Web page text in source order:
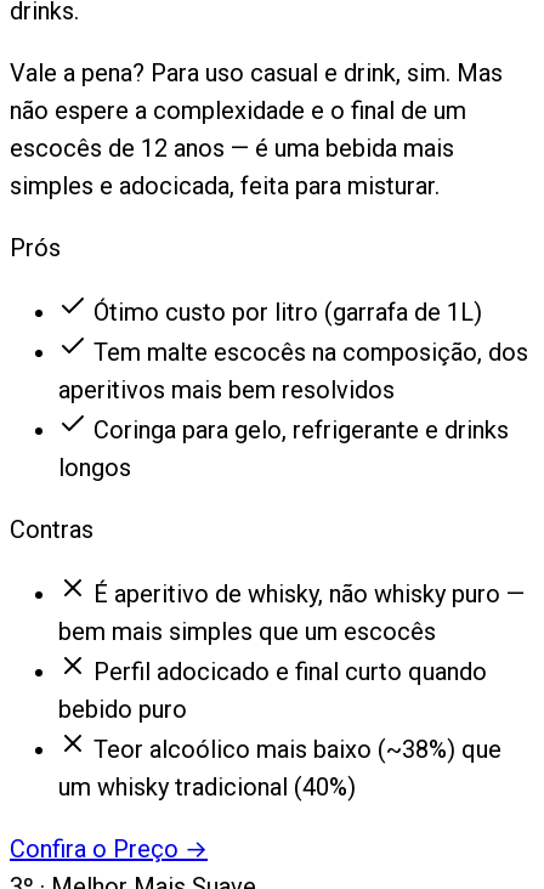
drinks.
Vale a pena? Para uso casual e drink, sim. Mas
não espere a complexidade e o final de um
escocês de 12 anos — é uma bebida mais
simples e adocicada, feita para misturar.
Prós
Ótimo custo por litro (garrafa de 1L)
Tem malte escocês na composição, dos
aperitivos mais bem resolvidos
Coringa para gelo, refrigerante e drinks
longos
Contras
É aperitivo de whisky, não whisky puro —
bem mais simples que um escocês
Perfil adocicado e final curto quando
bebido puro
Teor alcoólico mais baixo (~38%) que
um whisky tradicional (40%)
Confira o Preço →